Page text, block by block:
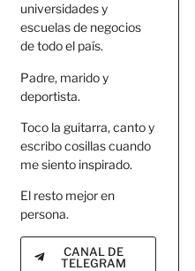
universidades y
escuelas de negocios
de todo el país.
Padre, marido y
deportista.
Toco la guitarra, canto y
escribo cosillas cuando
me siento inspirado.
El resto mejor en
persona.
CANAL DE
TELEGRAM